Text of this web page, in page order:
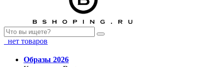
нет товаров
Образы 2026